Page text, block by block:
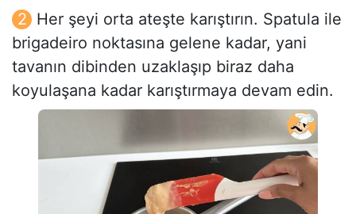
Her şeyi orta ateşte karıştırın. Spatula ile
brigadeiro noktasına gelene kadar, yani
tavanın dibinden uzaklaşıp biraz daha
koyulaşana kadar karıştırmaya devam edin.